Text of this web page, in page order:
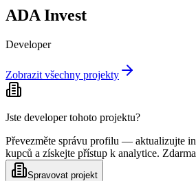
ADA Invest
Developer
Zobrazit všechny projekty
Jste developer tohoto projektu?
Převezměte správu profilu — aktualizujte
kupců a získejte přístup k analytice.
Spravovat projekt